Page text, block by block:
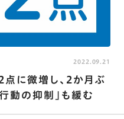
に微増し､2か月ぶ
動の抑制｣も緩む
2022.09.21